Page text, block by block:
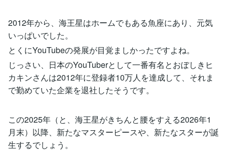
2012年から、海王星はホームでもある魚座にあり、元気
いっぱいでした。
とくにYouTubeの発展が目覚ましかったですよね。
じっさい、日本のYouTuberとして一番有名とおぼしきヒ
カキンさんは2012年に登録者10万人を達成して、それま
で勤めていた企業を退社したそうです。
この2025年（と、海王星がきちんと腰をすえる2026年1
月末）以降、新たなマスターピースや、新たなスターが誕
生するでしょう。